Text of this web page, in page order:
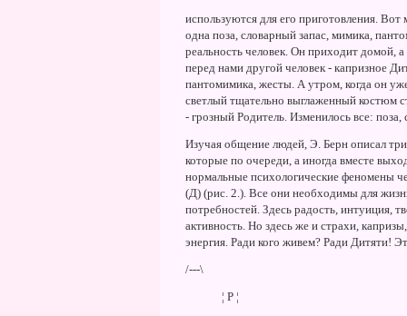
используются для его приготовления.
одна поза, словарный запас, мимика,
реальность человек. Он приходит домой,
перед нами другой человек - капризное
пантомимика, жесты. А утром, когда он
светлый тщательно выглаженный костюм
- грозный Родитель. Изменилось все:
Изучая общение людей, Э. Берн описал
которые по очереди, а иногда вместе
нормальные психологические феномены
(Д) (рис. 2.). Все они необходимы для
потребностей. Здесь радость, интуиция,
активность. Hо здесь же и страхи,
энергия. Ради кого живем? Ради Дитяти!
/---\
¦ Р ¦